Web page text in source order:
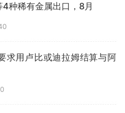
种稀有金属出口，8月
求用卢比或迪拉姆结算与阿